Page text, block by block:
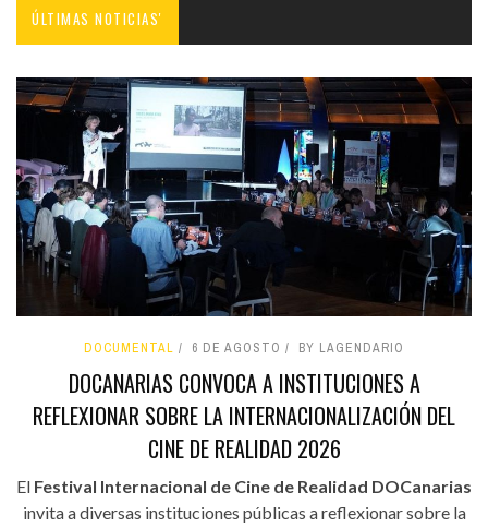
ÚLTIMAS NOTICIAS'
DOCUMENTAL 6 DE AGOSTO BY LAGENDARIO
DOCANARIAS CONVOCA A INSTITUCIONES A
REFLEXIONAR SOBRE LA INTERNACIONALIZACIÓN DEL
CINE DE REALIDAD 2026
El Festival Internacional de Cine de Realidad DOCanarias
invita a diversas instituciones públicas a reflexionar sobre la